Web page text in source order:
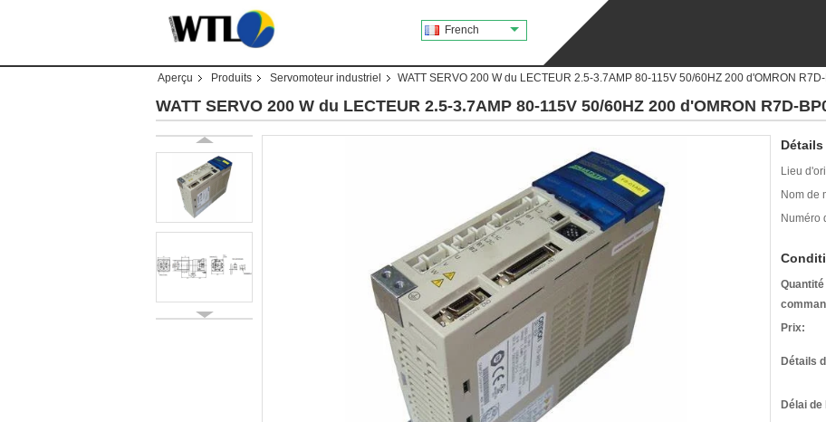
French
Aperçu Produits Servomoteur industriel WATT SERVO 200 W du LECTEUR 2.5-3.7AMP 80-115V 50/60HZ 200 d'OMRON
WATT SERVO 200 W du LECTEUR 2.5-3.7AMP 80-115V 50/60HZ 200 d'OMRON R7D-
Lieu
Nom de
Numéro
Quantité
Prix:
Détails
Délai